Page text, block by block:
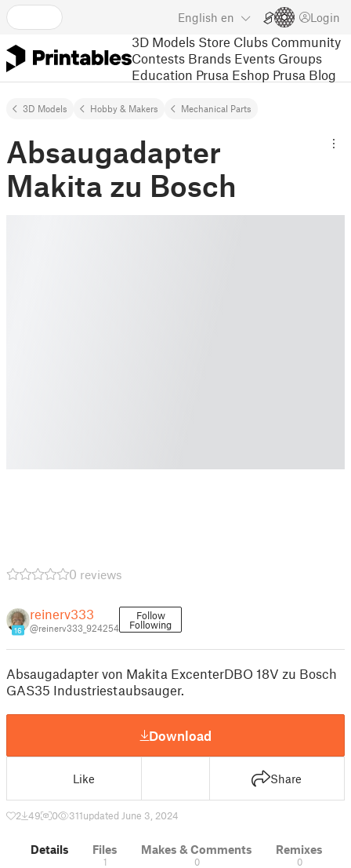
English en Login
3D Models Store Clubs Community
Contests Brands Events Groups
Education Prusa Eshop Prusa Blog
3D Models Hobby & Makers Mechanical Parts
Absaugadapter
Makita zu Bosch
0 reviews
16
reinerv333
@reinerv333_924254
Follow
Following
Absaugadapter von Makita ExcenterDBO 18V zu Bosch
GAS35 Industriestaubsauger.
Download
Like Share
2 49 0 311updated June 3, 2024
Details Files
1
Makes & Comments
0
Remixes
0